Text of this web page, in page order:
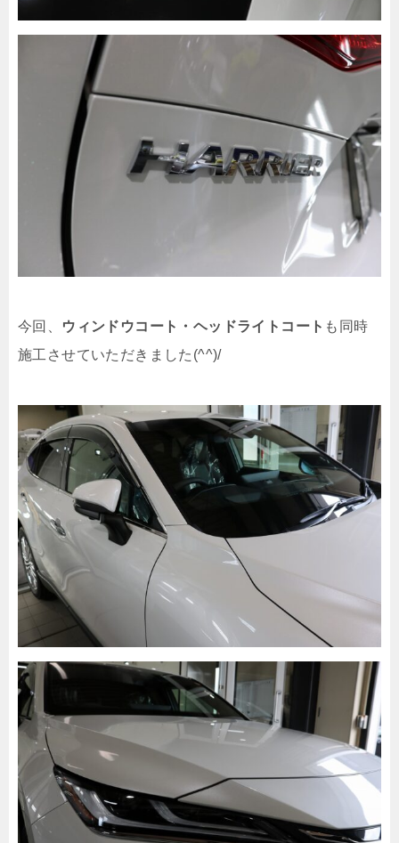
今回、 ウィンドウコート・ヘッドライトコート も同時
施工させていただきました(^^)/